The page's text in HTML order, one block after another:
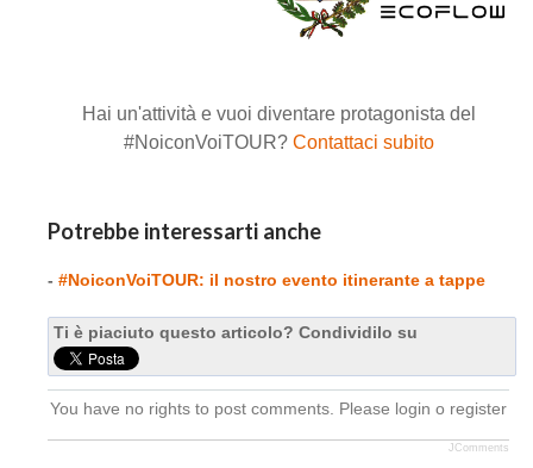
Hai un'attività e vuoi diventare protagonista del
#NoiconVoiTOUR? Contattaci subito
Potrebbe interessarti anche
- #NoiconVoiTOUR: il nostro evento itinerante a tappe
Ti è piaciuto questo articolo? Condividilo su
You have no rights to post comments. Please login o register
JComments